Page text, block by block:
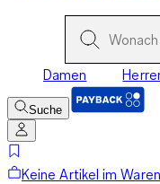
Damen
Suche
Keine Artikel im